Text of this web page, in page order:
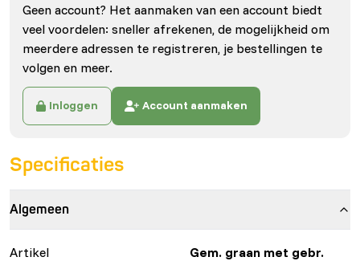
Geen account? Het aanmaken van een account biedt
veel voordelen: sneller afrekenen, de mogelijkheid om
meerdere adressen te registreren, je bestellingen te
volgen en meer.
Inloggen Account aanmaken
Specificaties
Algemeen
Artikel
Gem. graan met gebr.